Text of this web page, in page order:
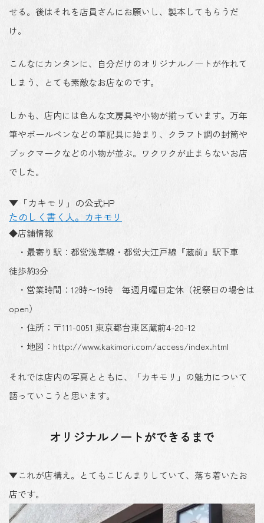
せる。後はそれを店員さんにお願いし、製本してもらうだ
け。
こんなにカンタンに、自分だけのオリジナルノートが作れて
しまう、とても素敵なお店なのです。
しかも、店内には色んな文房具や小物が揃っています。万年
筆やボールペンなどの筆記具に始まり、クラフト調の封筒や
ブックマークなどの小物が並ぶ。ワクワクが止まらないお店
でした。
▼「カキモリ」の公式HP
たのしく書く人。カキモリ
◆店舗情報
・最寄り駅：都営浅草線・都営大江戸線『蔵前』駅下車
徒歩約3分
・営業時間：12時〜19時 毎週月曜日定休（祝祭日の場合は
open）
・住所：〒111-0051 東京都台東区蔵前4-20-12
・地図：http://www.kakimori.com/access/index.html
それでは店内の写真とともに、「カキモリ」の魅力について
語っていこうと思います。
オリジナルノートができるまで
▼これが店構え。とてもこじんまりしていて、落ち着いたお
店です。